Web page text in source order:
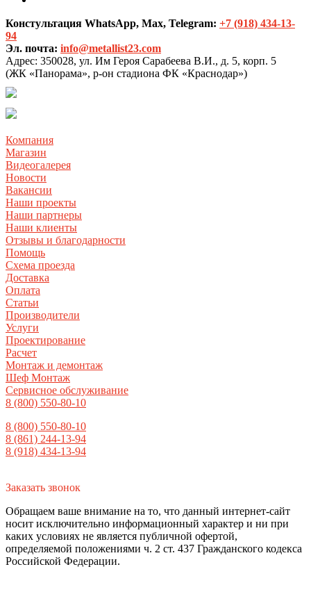
Констультация WhatsApp, Max, Telegram: +7 (918) 434-13-
94
Эл. почта: info@metallist23.com
Адрес: 350028, ул. Им Героя Сарабеева В.И., д. 5, корп. 5
(ЖК «Панорама», р-он стадиона ФК «Краснодар»)
Компания
Магазин
Видеогалерея
Новости
Вакансии
Наши проекты
Наши партнеры
Наши клиенты
Отзывы и благодарности
Помощь
Схема проезда
Доставка
Оплата
Статьи
Производители
Услуги
Проектирование
Расчет
Монтаж и демонтаж
Шеф Монтаж
Сервисное обслуживание
8 (800) 550-80-10
8 (800) 550-80-10
8 (861) 244-13-94
8 (918) 434-13-94
Заказать звонок
Обращаем ваше внимание на то, что данный интернет-сайт
носит исключительно информационный характер и ни при
каких условиях не является публичной офертой,
определяемой положениями ч. 2 ст. 437 Гражданского кодекса
Российской Федерации.